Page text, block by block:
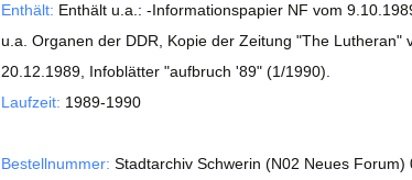
Enthält: Enthält u.a.: -Informationspapier NF vom
u.a. Organen der DDR, Kopie der Zeitung "The
20.12.1989, Infoblätter "aufbruch '89" (1/1990).
Laufzeit: 1989-1990
Bestellnummer: Stadtarchiv Schwerin (N02 Neues Forum)